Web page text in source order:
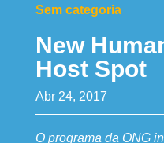
Sem categoria
New
Host Spot
Abr 24, 2017
O programa da ONG